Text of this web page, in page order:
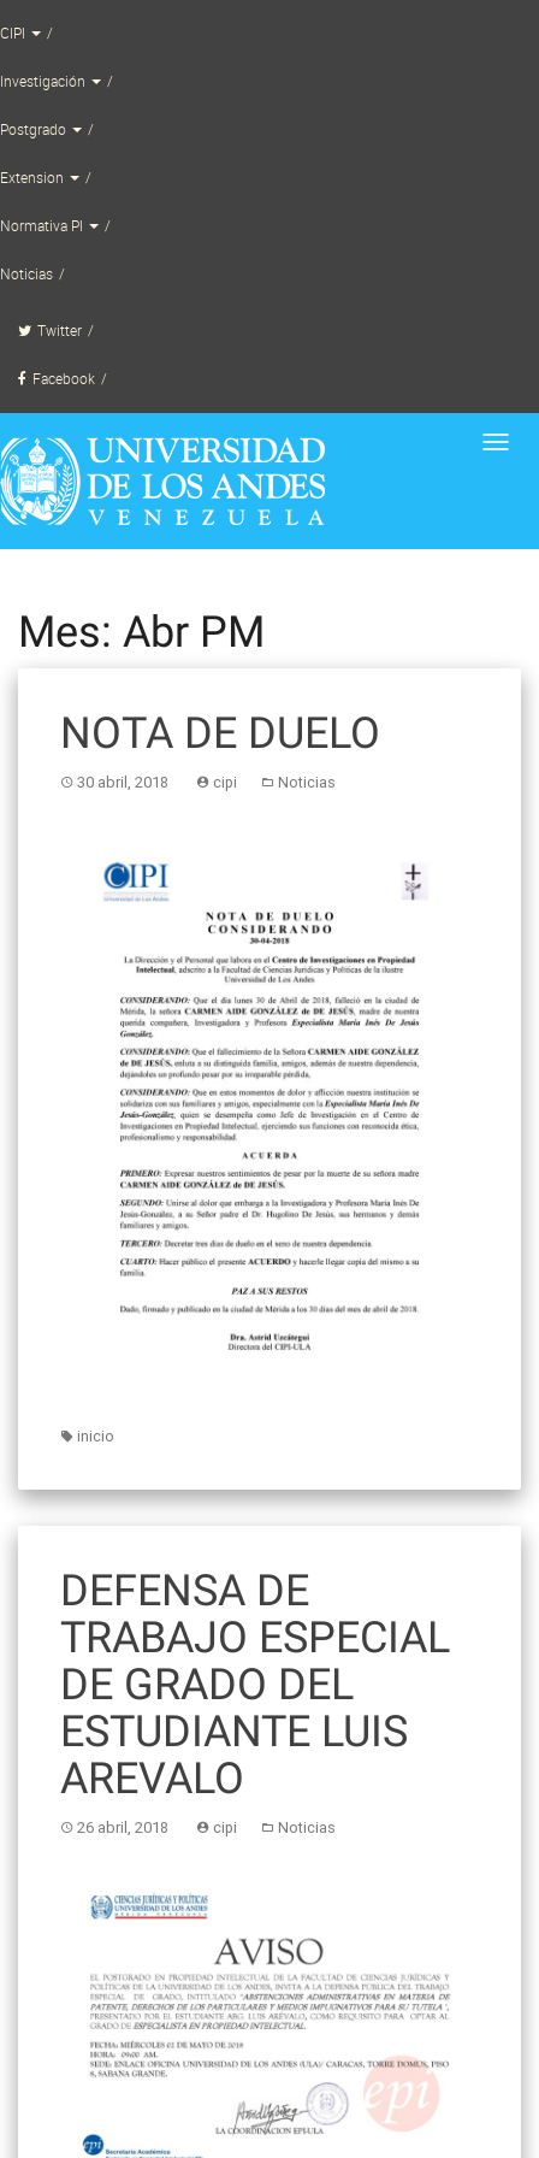
to
CIPI
Investigación
Postgrado
Extension
Normativa PI
Noticias
Twitter
Facebook
Mes: Abr PM
NOTA DE DUELO
30 abril, 2018 cipi Noticias
inicio
DEFENSA DE
TRABAJO ESPECIAL
DE GRADO DEL
ESTUDIANTE LUIS
AREVALO
26 abril, 2018 cipi Noticias